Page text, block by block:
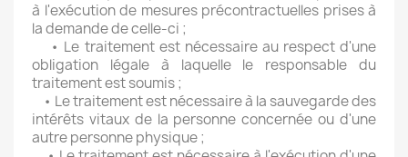
à l'exécution de mesures précontractuelles prises à
la demande de celle-ci ;
• Le traitement est nécessaire au respect d'une
obligation légale à laquelle le responsable du
traitement est soumis ;
• Le traitement est nécessaire à la sauvegarde des
intérêts vitaux de la personne concernée ou d'une
autre personne physique ;